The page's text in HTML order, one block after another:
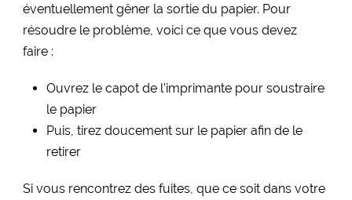
éventuellement gêner la sortie du papier. Pour
résoudre le problème, voici ce que vous devez
faire :
Ouvrez le capot de l’imprimante pour soustraire
le papier
Puis, tirez doucement sur le papier afin de le
retirer
Si vous rencontrez des fuites, que ce soit dans votre